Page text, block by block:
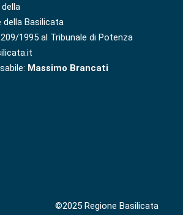
della Basilicata
1995 al Tribunale di Potenza
Massimo Brancati
©2025 Regione Basilicata